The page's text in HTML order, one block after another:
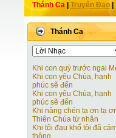
Thánh Ca Truyện Ðạo|
Thánh Ca
Khi con quỳ trước ngai
Khi con yêu Chúa, hạnh
phúc sẽ đến
Khi con yêu Chúa, hạnh
phúc sẽ đến
Khi nâng chén tạ ơn tạ
Thiên Chúa từ nhân
Khi tôi đau khổ tôi đã
thông